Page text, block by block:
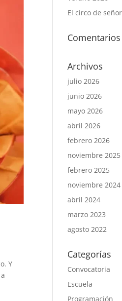
Y
El circo de
Archivos
julio 2026
junio 2026
mayo 2026
abril 2026
febrero 2026
noviembre 2025
febrero 2025
noviembre 2024
abril 2024
marzo 2023
agosto 2022
Categorías
Convocatoria
Escuela
Programación